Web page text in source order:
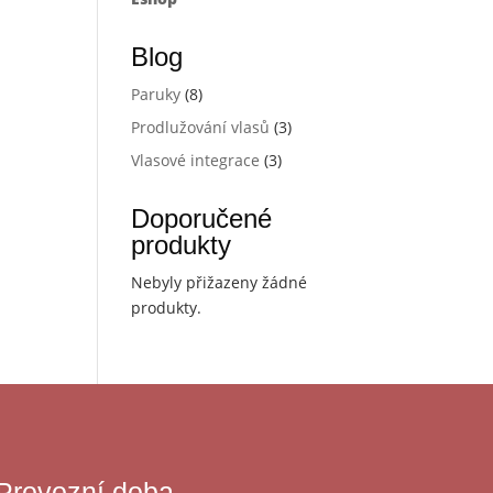
Blog
Paruky (8)
Prodlužování vlasů (3)
Vlasové integrace (3)
Doporučené
produkty
Nebyly přižazeny žádné
produkty.